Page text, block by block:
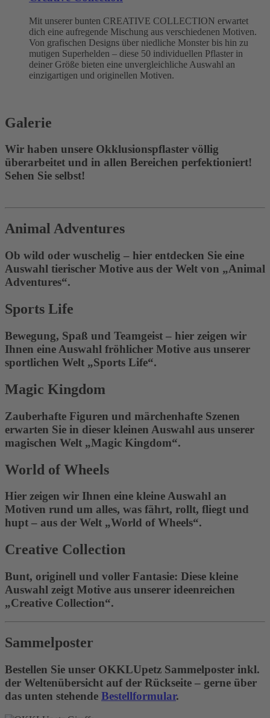
Mit unserer bunten CREATIVE COLLECTION erwartet
dich eine aufregende Mischung aus verschiedenen Motiven.
Von grafischen Designs über niedliche Monster bis hin zu
mutigen Superhelden – diese 50 individuellen Pflaster in
deiner Größe bieten eine unvergleichliche Auswahl an
einzigartigen und originellen Motiven.
Galerie
Wir haben unsere Okklusionspflaster völlig
überarbeitet und in allen Bereichen perfektioniert!
Sehen Sie selbst!
Animal Adventures
Ob wild oder wuschelig – hier entdecken Sie eine
Auswahl tierischer Motive aus der Welt von „Animal
Adventures“.
Sports Life
Bewegung, Spaß und Teamgeist – hier zeigen wir
Ihnen eine Auswahl fröhlicher Motive aus unserer
sportlichen Welt „Sports Life“.
Magic Kingdom
Zauberhafte Figuren und märchenhafte Szenen
erwarten Sie in dieser kleinen Auswahl aus unserer
magischen Welt „Magic Kingdom“.
World of Wheels
Hier zeigen wir Ihnen eine kleine Auswahl an
Motiven rund um alles, was fährt, rollt, fliegt und
hupt – aus der Welt „World of Wheels“.
Creative Collection
Bunt, originell und voller Fantasie: Diese kleine
Auswahl zeigt Motive aus unserer ideenreichen
„Creative Collection“.
Sammelposter
Bestellen Sie unser OKKLUpetz Sammelposter inkl.
der Weltenübersicht auf der Rückseite – gerne über
das unten stehende Bestellformular.